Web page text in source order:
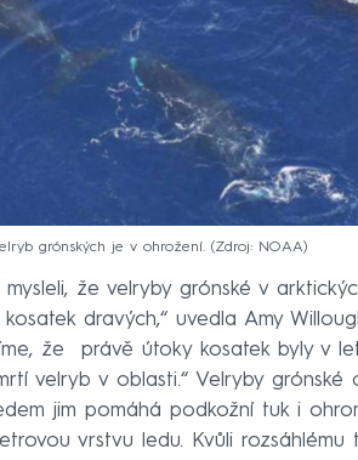
grónských je v ohrožení. Zdroj: NOAA
mysleli, že velryby grónské v
dravých,“ uvedla Amy
že právě útoky kosatek byly v
velryb v oblasti.“ Velryby
jim pomáhá podkožní tuk i
vrstvu ledu. Kvůli